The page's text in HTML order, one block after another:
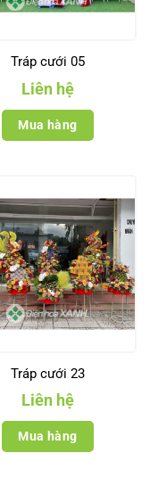
Tráp cưới 05
Liên hệ
Mua hàng
Tráp cưới 23
Liên hệ
Mua hàng